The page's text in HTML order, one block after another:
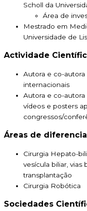
Scholl da
Área de
Mestrado em
Universidade de
Actividade
Autora e co-
internacionais
Autora e co-
vídeos e posters
congressos/
Áreas de
Cirurgia Hepato-
vesícula biliar, vias
transplantação
Cirurgia Robótica
Sociedades